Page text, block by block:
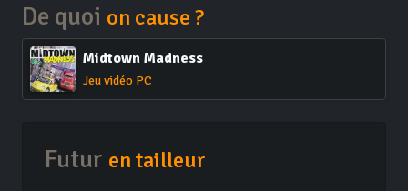
De quoi on cause ?
Midtown Madness
Jeu vidéo PC
Futur en tailleur